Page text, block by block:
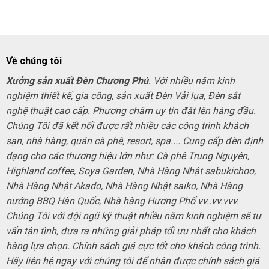
Về chúng tôi
Xưởng sản xuất Đèn Chương Phú. Với nhiều năm kinh
nghiệm thiết kế, gia công, sản xuất Đèn Vải lụa, Đèn sắt
nghệ thuật cao cấp. Phương châm uy tín đặt lên hàng đầu.
Chúng Tôi đã kết nối được rất nhiều các công trình khách
sạn, nhà hàng, quán cà phê, resort, spa.... Cung cấp đèn định
dạng cho các thương hiệu lớn như: Cà phê Trung Nguyên,
Highland coffee, Soya Garden, Nhà Hàng Nhật sabukichoo,
Nhà Hàng Nhật Akado, Nhà Hàng Nhật saiko, Nhà Hàng
nướng BBQ Hàn Quốc, Nhà hàng Hương Phố vv..vv.vvv.
Chúng Tôi với đội ngũ kỹ thuật nhiều năm kinh nghiệm sẽ tư
vấn tận tình, đưa ra những giải pháp tối ưu nhất cho khách
hàng lựa chọn. Chính sách giá cực tốt cho khách công trình.
Hãy liên hệ ngay với chúng tôi để nhận được chính sách giá